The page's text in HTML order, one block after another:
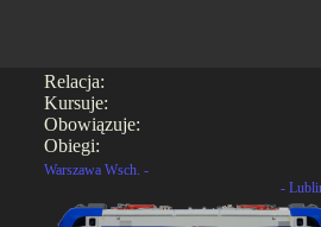
Relacja:
Kursuje:
Obowiązuje:
Obiegi:
Warszawa Wsch. -
-